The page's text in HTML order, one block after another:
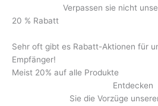
Verpassen sie nicht
20 % Rabatt
Sehr oft gibt es Rabatt-Aktionen für
Empfänger!
Meist 20% auf alle Produkte
Entdecken
Sie die Vorzüge